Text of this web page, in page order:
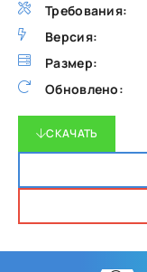
Требования:
Версия:
Размер:
Обновлено:
СКАЧАТЬ